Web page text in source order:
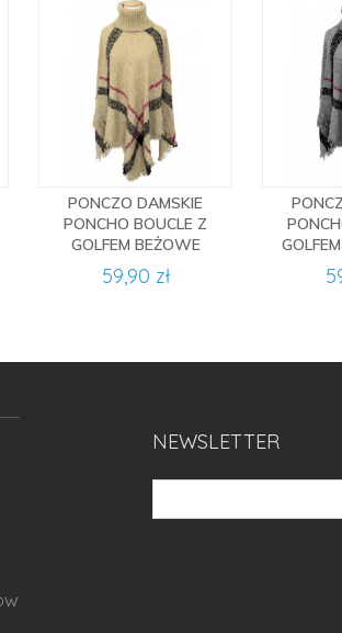
PONCZO DAMSKIE
PONCHO BOUCLE Z
GOLFEM BEŻOWE
59,90 zł
NEWSLETTER